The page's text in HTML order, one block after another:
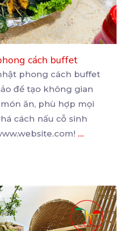
cách buffet
phong cách buffet
để tạo không gian
ăn, phù hợp mọi
cách nấu cỗ sinh
...